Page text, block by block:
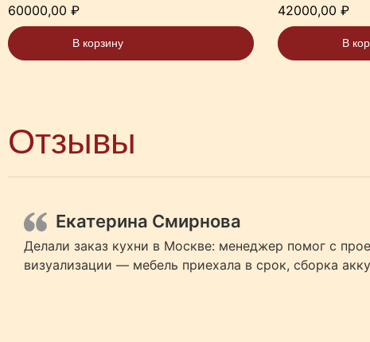
60000,00 ₽
В корзину
42000,00 ₽
В
Отзывы
Екатерина Смирнова
Делали заказ кухни в Москве: менеджер помог с
визуализации — мебель приехала в срок, сборка